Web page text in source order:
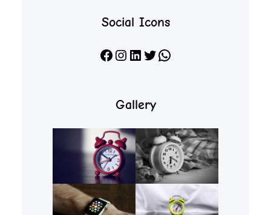
Social Icons
Facebook Instagram LinkedIn X WhatsApp
Gallery